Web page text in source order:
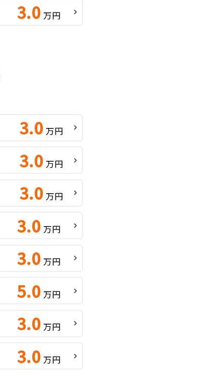
3.0 万円
3.0 万円
3.0 万円
3.0 万円
3.0 万円
3.0 万円
5.0 万円
3.0 万円
3.0 万円